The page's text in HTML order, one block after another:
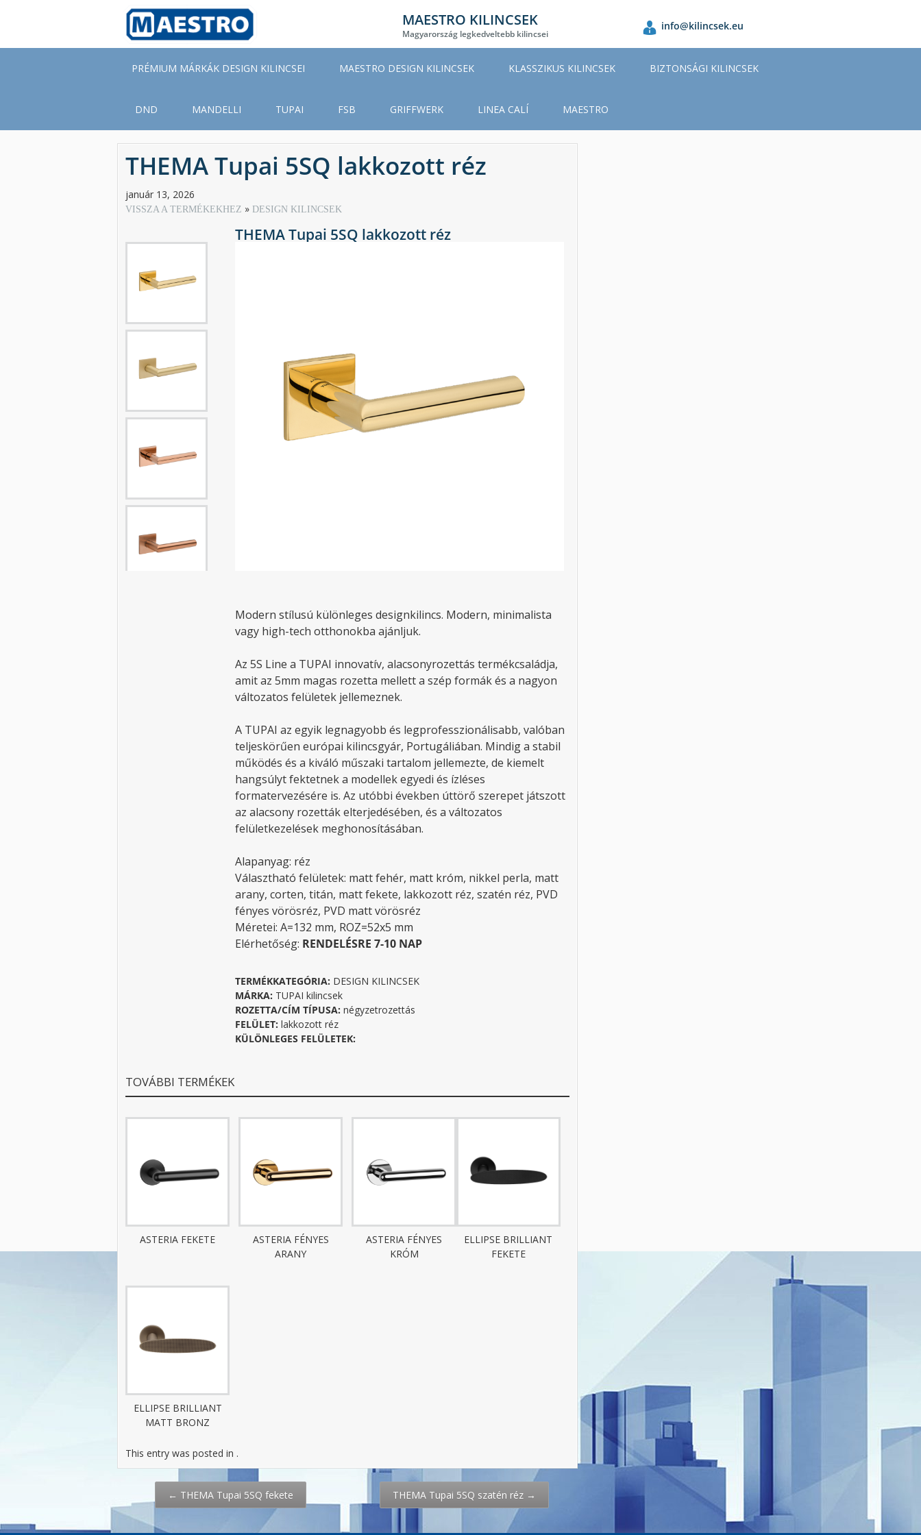
content
MAESTRO KILINCSEK
Magyarország legkedveltebb kilincsei
info@kilincsek.eu
PRÉMIUM MÁRKÁK DESIGN KILINCSEI MAESTRO DESIGN KILINCSEK KLASSZIKUS KILINCSEK BIZTONSÁGI KILINCSEK
DND MANDELLI TUPAI FSB GRIFFWERK LINEA CALÍ MAESTRO
THEMA Tupai 5SQ lakkozott réz
január 13, 2026
VISSZA A TERMÉKEKHEZ DESIGN KILINCSEK
THEMA Tupai 5SQ lakkozott réz
Modern stílusú különleges designkilincs. Modern, minimalista
vagy high-tech otthonokba ajánljuk.
Az 5S Line a TUPAI innovatív, alacsonyrozettás termékcsaládja,
amit az 5mm magas rozetta mellett a szép formák és a nagyon
változatos felületek jellemeznek.
A TUPAI az egyik legnagyobb és legprofesszionálisabb, valóban
teljeskörűen európai kilincsgyár, Portugáliában. Mindig a stabil
működés és a kiváló műszaki tartalom jellemezte, de kiemelt
hangsúlyt fektetnek a modellek egyedi és ízléses
formatervezésére is. Az utóbbi években úttörő szerepet játszott
az alacsony rozetták elterjedésében, és a változatos
felületkezelések meghonosításában.
Alapanyag: réz
Választható felületek: matt fehér, matt króm, nikkel perla, matt
arany, corten, titán, matt fekete, lakkozott réz, szatén réz, PVD
fényes vörösréz, PVD matt vörösréz
Méretei: A=132 mm, ROZ=52x5 mm
Elérhetőség: RENDELÉSRE 7-10 NAP
TERMÉKKATEGÓRIA: DESIGN KILINCSEK
MÁRKA: TUPAI kilincsek
ROZETTA/CÍM TÍPUSA: négyzetrozettás
FELÜLET: lakkozott réz
KÜLÖNLEGES FELÜLETEK:
TOVÁBBI TERMÉKEK
ASTERIA FEKETE
ASTERIA FÉNYES
ARANY
ASTERIA FÉNYES
KRÓM
ELLIPSE BRILLIANT
FEKETE
ELLIPSE BRILLIANT
MATT BRONZ
This entry was posted in .
Post
navigation
← THEMA Tupai 5SQ fekete THEMA Tupai 5SQ szatén réz →